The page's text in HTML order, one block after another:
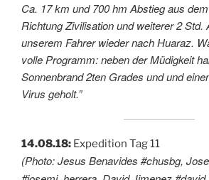
Ca. 17 km und 700 hm Abstieg aus
Richtung Zivilisation und weiterer 2 Std.
unserem Fahrer wieder nach Huaraz.
volle Programm: neben der Müdigkeit
Sonnenbrand 2ten Grades und und
Virus geholt.”
14.08.18: Expedition Tag 11
(Photo: Jesus Benavides #chusbg,